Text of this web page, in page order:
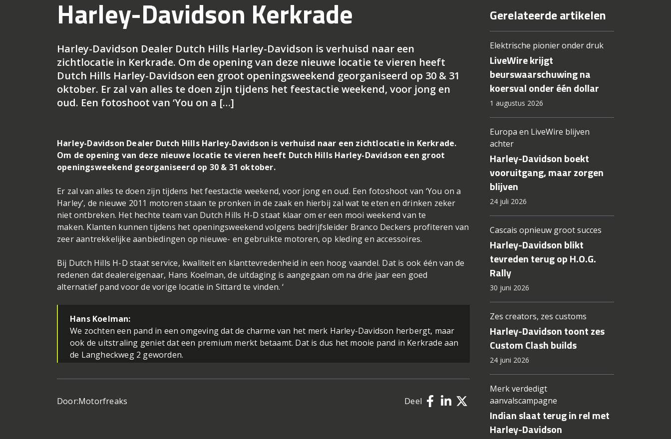
Harley-Davidson Kerkrade
Harley-Davidson Dealer Dutch Hills Harley-Davidson is verhuisd naar een
zichtlocatie in Kerkrade. Om de opening van deze nieuwe locatie te vieren heeft
Dutch Hills Harley-Davidson een groot openingsweekend georganiseerd op 30 & 31
oktober. Er zal van alles te doen zijn tijdens het feestactie weekend, voor jong en
oud. Een fotoshoot van ‘You on a […]
Harley-Davidson Dealer Dutch Hills Harley-Davidson is verhuisd naar een zichtlocatie in Kerkrade.
Om de opening van deze nieuwe locatie te vieren heeft Dutch Hills Harley-Davidson een groot
openingsweekend georganiseerd op 30 & 31 oktober.
Er zal van alles te doen zijn tijdens het feestactie weekend, voor jong en oud. Een fotoshoot van ‘You on a
Harley’, de nieuwe 2011 motoren staan te pronken in de zaak en hierbij zal wat te eten en drinken zeker
niet ontbreken. Het hechte team van Dutch Hills H-D staat klaar om er een mooi weekend van te
maken. Klanten kunnen tijdens het openingsweekend volgens bedrijfsleider Branco Deckers profiteren van
zeer aantrekkelijke aanbiedingen op nieuwe- en gebruikte motoren, op kleding en accessoires.
Bij Dutch Hills H-D staat service, kwaliteit en klanttevredenheid in een hoog vaandel. Dat is ook één van de
redenen dat dealereigenaar, Hans Koelman, de uitdaging is aangegaan om na drie jaar een goed
alternatief pand voor de vorige locatie in Sittard te vinden. ‘
Hans Koelman:
We zochten een pand in een omgeving dat de charme van het merk Harley-Davidson herbergt, maar
ook de uitstraling geniet dat een premium merkt betaamt. Dat is dus het mooie pand in Kerkrade aan
de Langheckweg 2 geworden.
Door:Motorfreaks Deel
Gerelateerde artikelen
Elektrische pionier onder druk
LiveWire krijgt
beurswaarschuwing na
koersval onder één dollar
1 augustus 2026
Europa en LiveWire blijven
achter
Harley-Davidson boekt
vooruitgang, maar zorgen
blijven
24 juli 2026
Cascais opnieuw groot succes
Harley-Davidson blikt
tevreden terug op H.O.G.
Rally
30 juni 2026
Zes creators, zes customs
Harley-Davidson toont zes
Custom Clash builds
24 juni 2026
Merk verdedigt
aanvalscampagne
Indian slaat terug in rel met
Harley-Davidson